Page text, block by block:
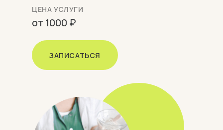
ЦЕНА УСЛУГИ
ЗАПИСАТЬСЯ
от 1000 ₽